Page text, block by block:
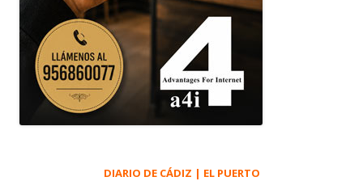
DIARIO DE CÁDIZ | EL PUERTO